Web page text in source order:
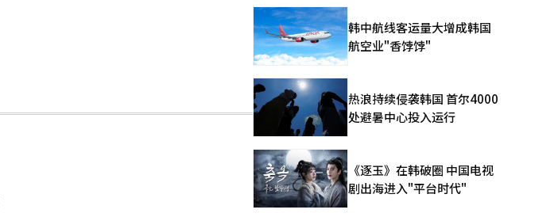
韩中航线客运量大增成韩国
航空业"香饽饽"
热浪持续侵袭韩国 首尔4000
处避暑中心投入运行
《逐玉》在韩破圈 中国电视
剧出海进入"平台时代"